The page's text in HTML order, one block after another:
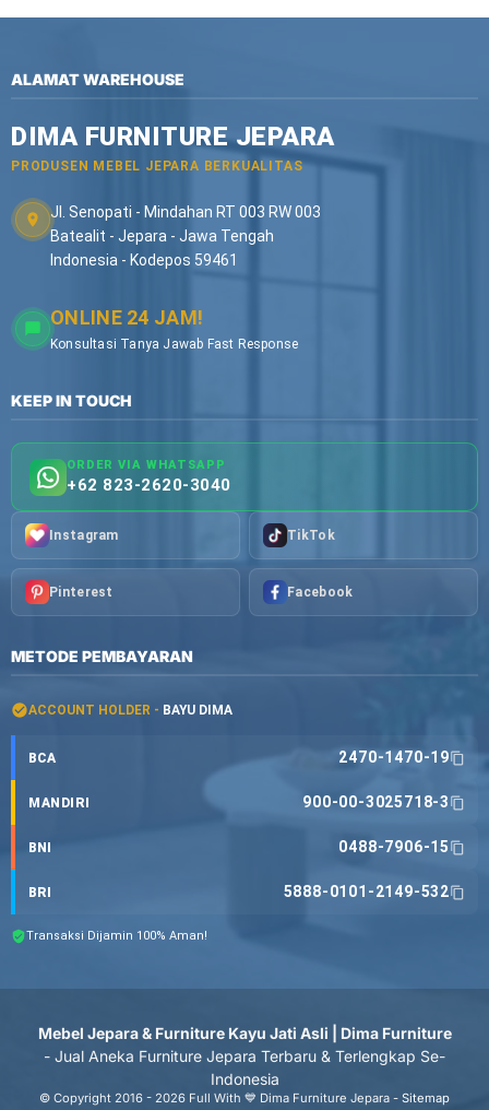
ALAMAT WAREHOUSE
DIMA FURNITURE JEPARA
PRODUSEN MEBEL JEPARA BERKUALITAS
Jl. Senopati - Mindahan RT 003 RW 003
Batealit - Jepara - Jawa Tengah
Indonesia - Kodepos 59461
ONLINE 24 JAM!
Konsultasi Tanya Jawab Fast Response
KEEP IN TOUCH
ORDER VIA WHATSAPP
+62 823-2620-3040
Instagram TikTok
Pinterest Facebook
METODE PEMBAYARAN
ACCOUNT HOLDER - BAYU DIMA
BCA 2470-1470-19
MANDIRI 900-00-3025718-3
BNI 0488-7906-15
BRI 5888-0101-2149-532
Transaksi Dijamin 100% Aman!
Mebel Jepara & Furniture Kayu Jati Asli | Dima Furniture
- Jual Aneka Furniture Jepara Terbaru & Terlengkap Se-
Indonesia
© Copyright 2016 - 2026 Full With 💙 Dima Furniture Jepara - Sitemap